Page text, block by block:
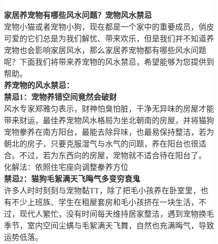
家居养宠物有哪些风水问题？宠物风水禁忌
宠物小猫或者宠物小狗，现在都是一个家中的重要成员，俏皮
可爱的它们总是为我们解忧、带来欢乐，但是我们并不知道养
宠物也会影响家居风水，那么家居养宠物都有哪些风水问题
呢？下面我们将带来养宠物的风水禁忌，希望能够为您提供到
帮助。
养宠物的风水禁忌：
禁忌1：宠物养错空间竟然会破财
风水专家郑雅匀表示，财神怕臭怕脏，干净无异味的房屋才能
带来财运，最佳养宠物风水格局为坐北朝南的房屋，并将猫狗
宠物豢养在南方阳台，最能去除异味，也最易保持整洁，若为
朝北的房子，只要克服湿气与水气的问题，养在阳台也很适
合。不过，若为东西向的房屋，宠物就不适合待在阳台了。
化解法：依照住宅座向调整豢养方位
禁忌2：猫狗毛絮满天飞晦气多变穷衰鬼
许多人时时刻刻与宠物黏TT，除了把毛小孩养在卧室里，也
有不少上班族、学生在租屋套房和毛小孩挤在一块生活，不
过，现代人繁忙，没有时间每天维持居家整洁，遇到宠物换毛
季节，室内空间尘螨与毛絮满天飞舞，自然也充满晦气，导致
运势低落。